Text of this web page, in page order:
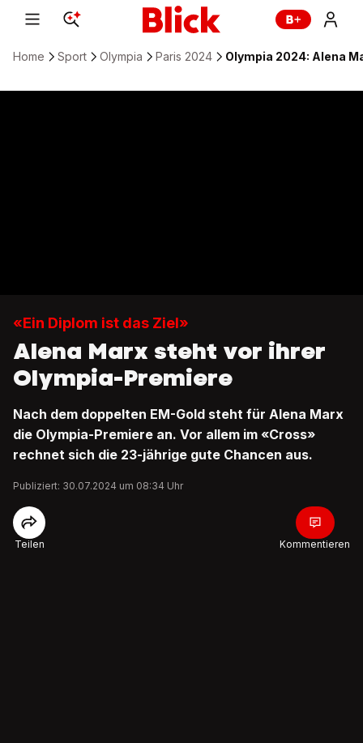
Home Sport Olympia Paris 2024 Olympia 2024: Alena
«Ein Diplom ist das Ziel»
Alena Marx steht vor ihrer
Olympia-Premiere
Nach dem doppelten EM-Gold steht für Alena Marx
die Olympia-Premiere an. Vor allem im «Cross»
rechnet sich die 23-jährige gute Chancen aus.
Publiziert: 30.07.2024 um 08:34 Uhr
Teilen Kommentieren